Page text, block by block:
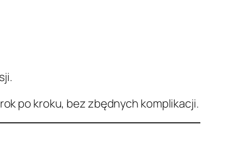
po kroku, bez zbędnych komplikacji.